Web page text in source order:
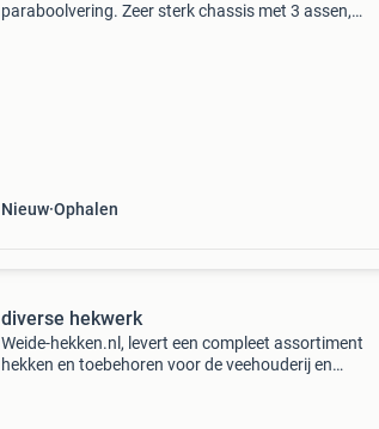
paraboolvering. Zeer sterk chassis met 3 assen,
Nieuw Ophalen
diverse hekwerk
Weide-hekken.nl, levert een compleet assortiment
hekken en toebehoren voor de veehouderij en